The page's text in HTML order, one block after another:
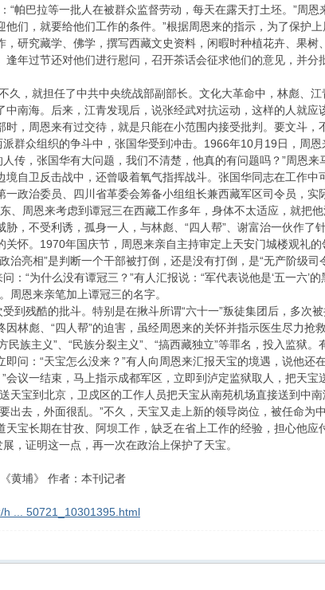
“帕巴拉等一批人在被群众监督劳动，每天在露天打土坯。”周
他们，就要给他们工作的条件。”根据周恩来的指示，为了保护
，研究藏学、佛学，撰写西藏文史资料，闲暇时种植花卉、果
逢年过节还对他们进行慰问，召开茶话会征求他们的意见，并
，就担任了中共中央统战部副部长。文化大革命中，林彪、江
中南海。后来，江青发现后，说张经武对抗运动，这样的人就
，周恩来有过交待，就是只能在小范围内接受批判。要文斗，
众组织的争斗中，张国华受到冲击。1966年10月19日，周
传，张国华有大问题，我们不清楚，他真的有问题吗？”周恩
境自卫反击战中，还曾吸着氧气指挥战斗。张国华同志在工作
一政治委员、四川省革委会筹备小组组长兼西藏军区司令员，实
周恩来考虑到谭冠三在西藏工作多年，身体不太适应，就把
，不受利诱，孤身一人，与林彪、“四人帮”、谢富治一伙作了
关怀。1970年国庆节，周恩来亲自主持审定上天安门城楼观礼
治亮相”是判断一个干部被打倒，还是没有打倒，是“无产阶级
：“为什么没有谭冠三？”有人汇报说：“军代表说他是‘五一六’
周恩来亲笔加上谭冠三的名字。
残酷的批斗。特别是在揪斗所谓“六十一”叛徒集团后，多次
林彪、“四人帮”的迫害，虽经周恩来的关怀并指示医生尽力抢
主义”、“民族分裂主义”、“搞西藏独立”等罪名，投入监狱。
问：“天宝怎么没来？”有人向周恩来汇报天宝的境遇，说他还
”会议一结束，马上指示成都军区，立即到泸定监狱取人，把天
天宝到北京，卫戍区的工作人员把天宝从南苑机场直接送到中
出去，外面很乱。”不久，天宝又走上新的领导岗位，被任命
天宝长期在甘孜、阿坝工作，缺乏在省上工作的经验，担心他
，证明这一点，再一次在政治上保护了天宝。
黄埔》 作者：本刊记者
h ... 50721_10301395.html